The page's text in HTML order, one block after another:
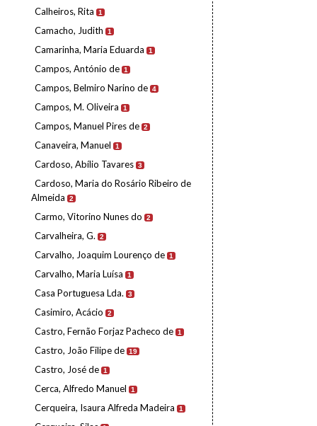
Calheiros, Rita 1
Camacho, Judith 1
Camarinha, Maria Eduarda 1
Campos, António de 1
Campos, Belmiro Narino de 4
Campos, M. Oliveira 1
Campos, Manuel Pires de 2
Canaveira, Manuel 1
Cardoso, Abílio Tavares 3
Cardoso, Maria do Rosário Ribeiro de
Almeida
2
Carmo, Vitorino Nunes do 2
Carvalheira, G. 2
Carvalho, Joaquim Lourenço de 1
Carvalho, Maria Luísa 1
Casa Portuguesa Lda. 3
Casimiro, Acácio 2
Castro, Fernão Forjaz Pacheco de 1
Castro, João Filipe de 19
Castro, José de 1
Cerca, Alfredo Manuel 1
Cerqueira, Isaura Alfreda Madeira 1